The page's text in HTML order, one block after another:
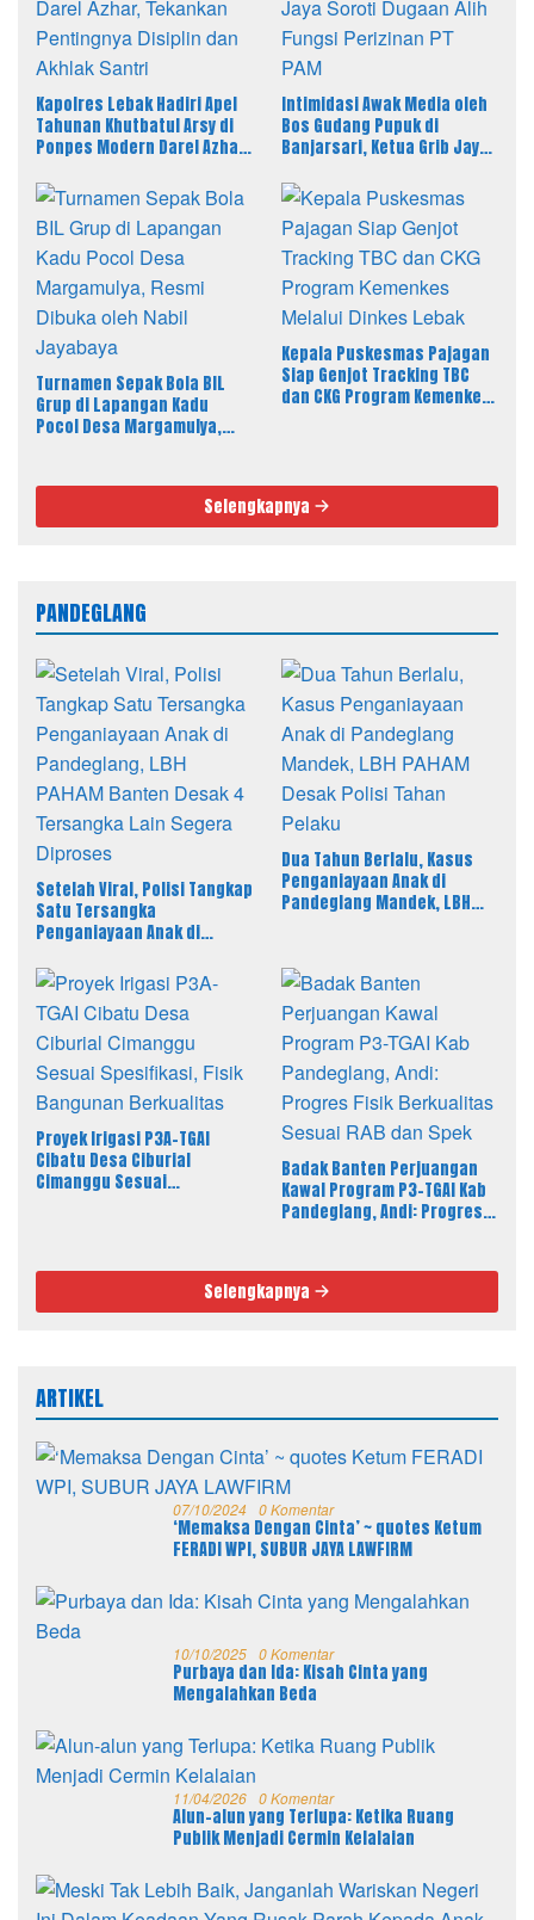
Kapolres Lebak Hadiri Apel
Tahunan Khutbatul Arsy di
Ponpes Modern Darel Azhar,
Disiplin dan Akhlak Santri
Intimidasi Awak Media oleh
Bos Gudang Pupuk di
Banjarsari, Ketua Grib Jaya
Perizinan PT PAM
Turnamen Sepak Bola BIL
Grup di Lapangan Kadu
Pocol Desa Margamulya,
Kepala Puskesmas Pajagan
Siap Genjot Tracking TBC
dan CKG Program Kemenkes
Selengkapnya
PANDEGLANG
Setelah Viral, Polisi Tangkap
Satu Tersangka
Penganiayaan Anak di
Banten Desak 4 Tersangka
Lain Segera Diproses
Dua Tahun Berlalu, Kasus
Penganiayaan Anak di
Pandeglang Mandek, LBH
Proyek Irigasi P3A-TGAI
Cibatu Desa Ciburial
Cimanggu Sesuai
Badak Banten Perjuangan
Kawal Program P3-TGAI Kab
Pandeglang, Andi: Progres
Selengkapnya
ARTIKEL
07/10/2024 0 Komentar
‘Memaksa Dengan Cinta’ ~ quotes Ketum
FERADI WPI, SUBUR JAYA LAWFIRM
10/10/2025 0 Komentar
Purbaya dan Ida: Kisah Cinta yang
Mengalahkan Beda
11/04/2026 0 Komentar
Alun-alun yang Terlupa: Ketika Ruang
Publik Menjadi Cermin Kelalaian